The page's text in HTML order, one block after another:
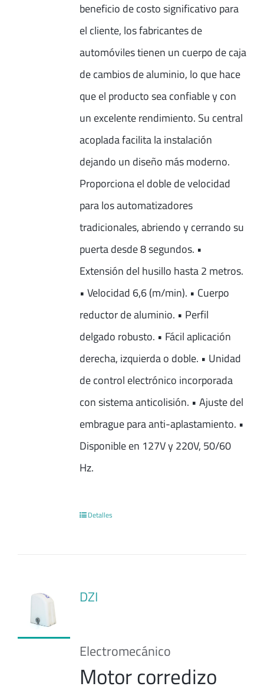
beneficio de costo significativo para
el cliente, los fabricantes de
automóviles tienen un cuerpo de caja
de cambios de aluminio, lo que hace
que el producto sea confiable y con
un excelente rendimiento. Su central
acoplada facilita la instalación
dejando un diseño más moderno.
Proporciona el doble de velocidad
para los automatizadores
tradicionales, abriendo y cerrando su
puerta desde 8 segundos. •
Extensión del husillo hasta 2 metros.
• Velocidad 6,6 (m/min). • Cuerpo
reductor de aluminio. • Perfil
delgado robusto. • Fácil aplicación
derecha, izquierda o doble. • Unidad
de control electrónico incorporada
con sistema anticolisión. • Ajuste del
embrague para anti-aplastamiento. •
Disponible en 127V y 220V, 50/60
Hz.
Detalles
DZI
Electromecánico
Motor corredizo